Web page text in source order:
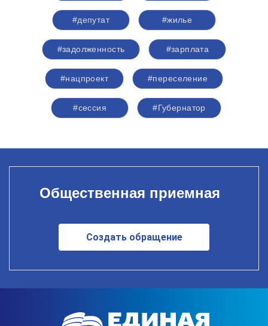
#депутат #жилье
#задолженность #зарплата
#нацпроект #переселение
#сессия #Губернатор
Общественная приемная
Создать обращение